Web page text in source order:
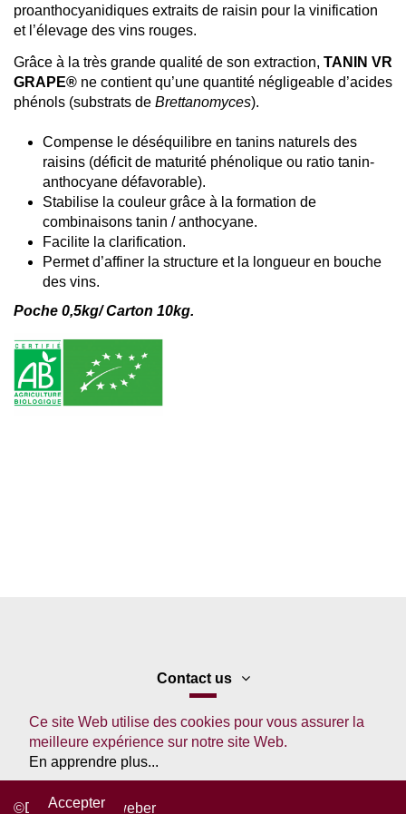
proanthocyanidiques extraits de raisin pour la vinification
et l’élevage des vins rouges.
Grâce à la très grande qualité de son extraction, TANIN VR
GRAPE® ne contient qu’une quantité négligeable d’acides
phénols (substrats de Brettanomyces).
Compense le déséquilibre en tanins naturels des
raisins (déficit de maturité phénolique ou ratio tanin-
anthocyane défavorable).
Stabilise la couleur grâce à la formation de
combinaisons tanin / anthocyane.
Facilite la clarification.
Permet d’affiner la structure et la longueur en bouche
des vins.
Poche 0,5kg/ Carton 10kg.
Contact us
©DTouch - Stepweber
Ce site Web utilise des cookies pour vous assurer la
meilleure expérience sur notre site Web.
En apprendre plus...
Accepter